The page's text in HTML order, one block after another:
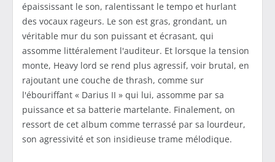
épaississant le son, ralentissant le tempo et hurlant
des vocaux rageurs. Le son est gras, grondant, un
véritable mur du son puissant et écrasant, qui
assomme littéralement l'auditeur. Et lorsque la tension
monte, Heavy lord se rend plus agressif, voir brutal, en
rajoutant une couche de thrash, comme sur
l'ébouriffant « Darius II » qui lui, assomme par sa
puissance et sa batterie martelante. Finalement, on
ressort de cet album comme terrassé par sa lourdeur,
son agressivité et son insidieuse trame mélodique.